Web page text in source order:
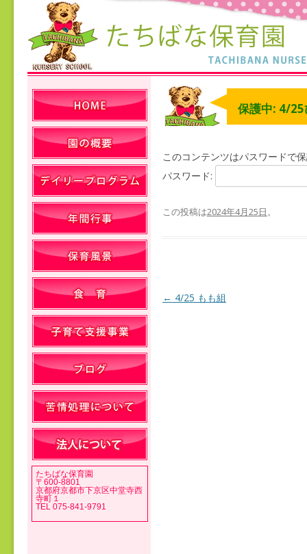
保護中: 4/25
このコンテンツはパスワードで
パスワード:
この投稿は2024年4月25日。
投稿ナビゲーション
← 4/25 もも組
たちばな保育園
〒600-8801
京都府京都市下京区中堂寺西
寺町１
TEL 075-841-9791